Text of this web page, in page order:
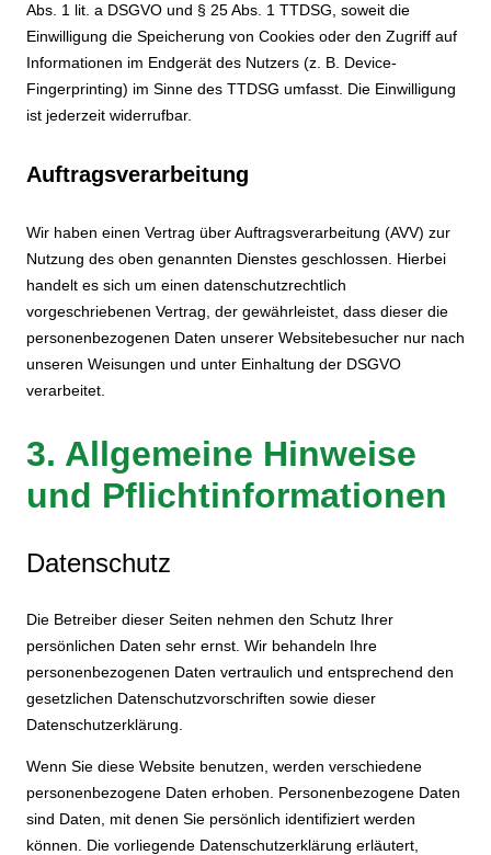
Abs. 1 lit. a DSGVO und § 25 Abs. 1 TTDSG, soweit die
Einwilligung die Speicherung von Cookies oder den Zugriff auf
Informationen im Endgerät des Nutzers (z. B. Device-
Fingerprinting) im Sinne des TTDSG umfasst. Die Einwilligung
ist jederzeit widerrufbar.
Auftragsverarbeitung
Wir haben einen Vertrag über Auftragsverarbeitung (AVV) zur
Nutzung des oben genannten Dienstes geschlossen. Hierbei
handelt es sich um einen datenschutzrechtlich
vorgeschriebenen Vertrag, der gewährleistet, dass dieser die
personenbezogenen Daten unserer Websitebesucher nur nach
unseren Weisungen und unter Einhaltung der DSGVO
verarbeitet.
3. Allgemeine Hinweise
und Pflicht­informationen
Datenschutz
Die Betreiber dieser Seiten nehmen den Schutz Ihrer
persönlichen Daten sehr ernst. Wir behandeln Ihre
personenbezogenen Daten vertraulich und entsprechend den
gesetzlichen Datenschutzvorschriften sowie dieser
Datenschutzerklärung.
Wenn Sie diese Website benutzen, werden verschiedene
personenbezogene Daten erhoben. Personenbezogene Daten
sind Daten, mit denen Sie persönlich identifiziert werden
können. Die vorliegende Datenschutzerklärung erläutert,